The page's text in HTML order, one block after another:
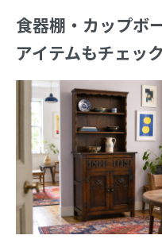
食器棚・カップボ
アイテムもチェック